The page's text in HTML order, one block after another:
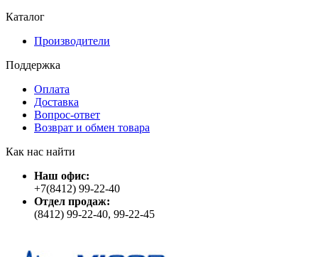
Каталог
Производители
Поддержка
Оплата
Доставка
Вопрос-ответ
Возврат и обмен товара
Как нас найти
Наш офис:
+7(8412) 99-22-40
Отдел продаж:
(8412) 99-22-40, 99-22-45